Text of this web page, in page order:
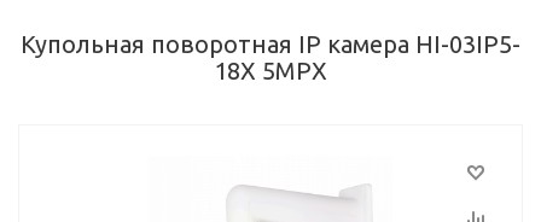
Купольная поворотная IP камера HI-03IP5-
18X 5MPX